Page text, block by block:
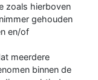
zoals hierboven
gehouden
en/of
meerdere
binnen de